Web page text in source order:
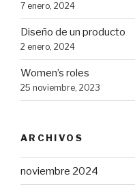
7 enero, 2024
Diseño de un producto
2 enero, 2024
Women’s roles
25 noviembre, 2023
ARCHIVOS
noviembre 2024